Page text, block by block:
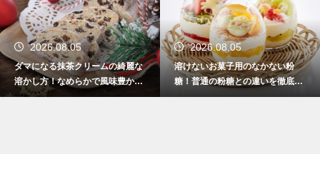
2026.08.05
溶けないお菓子用のなかない粉
糖！普通の粉糖との違いを徹底解
説
2026.08.04
アイシングしたクッキーが湿気る
のを防ぐ！サクサク食感を保つ裏
技